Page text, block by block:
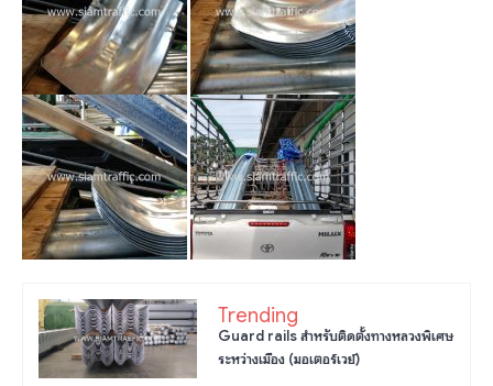
Trending
Guard rails สำหรับติดตั้งทางหลวงพิเศษ
ระหว่างเมือง (มอเตอร์เวย์)